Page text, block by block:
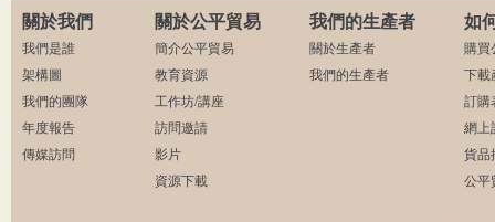
關於我們 關於公平貿易 我們的生產者 如
我們是誰
架構圖
我們的團隊
年度報告
傳媒訪問
簡介公平貿易
教育資源
工作坊/講座
訪問邀請
影片
資源下載
關於生產者
我們的生產者
購買
下載
訂購
網上
貨品
公平